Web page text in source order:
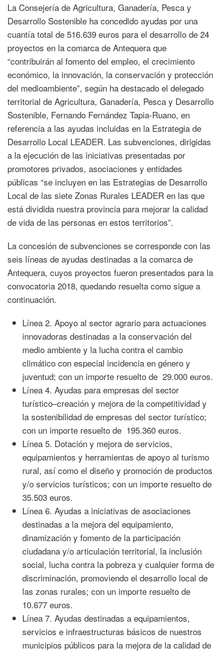
La Consejería de Agricultura, Ganadería, Pesca y
Desarrollo Sostenible ha concedido ayudas por una
cuantía total de 516.639 euros para el desarrollo de 24
proyectos en la comarca de Antequera que
“contribuirán al fomento del empleo, el crecimiento
económico, la innovación, la conservación y protección
del medioambiente”, según ha destacado el delegado
territorial de Agricultura, Ganadería, Pesca y Desarrollo
Sostenible, Fernando Fernández Tapia-Ruano, en
referencia a las ayudas incluidas en la Estrategia de
Desarrollo Local LEADER. Las subvenciones, dirigidas
a la ejecución de las iniciativas presentadas por
promotores privados, asociaciones y entidades
públicas “se incluyen en las Estrategias de Desarrollo
Local de las siete Zonas Rurales LEADER en las que
está dividida nuestra provincia para mejorar la calidad
de vida de las personas en estos territorios”.
La concesión de subvenciones se corresponde con las
seis líneas de ayudas destinadas a la comarca de
Antequera, cuyos proyectos fueron presentados para la
convocatoria 2018, quedando resuelta como sigue a
continuación.
Línea 2. Apoyo al sector agrario para actuaciones
innovadoras destinadas a la conservación del
medio ambiente y la lucha contra el cambio
climático con especial incidencia en género y
juventud; con un importe resuelto de 29.000 euros.
Línea 4. Ayudas para empresas del sector
turístico–creación y mejora de la competitividad y
la sostenibilidad de empresas del sector turístico;
con un importe resuelto de 195.360 euros.
Línea 5. Dotación y mejora de servicios,
equipamientos y herramientas de apoyo al turismo
rural, así como el diseño y promoción de productos
y/o servicios turísticos; con un importe resuelto de
35.503 euros.
Línea 6. Ayudas a iniciativas de asociaciones
destinadas a la mejora del equipamiento,
dinamización y fomento de la participación
ciudadana y/o articulación territorial, la inclusión
social, lucha contra la pobreza y cualquier forma de
discriminación, promoviendo el desarrollo local de
las zonas rurales; con un importe resuelto de
10.677 euros.
Línea 7. Ayudas destinadas a equipamientos,
servicios e infraestructuras básicos de nuestros
municipios públicos para la mejora de la calidad de